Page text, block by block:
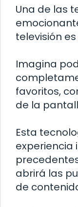
Una de las
televisión
Imagina
favoritos,
de la
Esta
experiencia
abrirá las
de